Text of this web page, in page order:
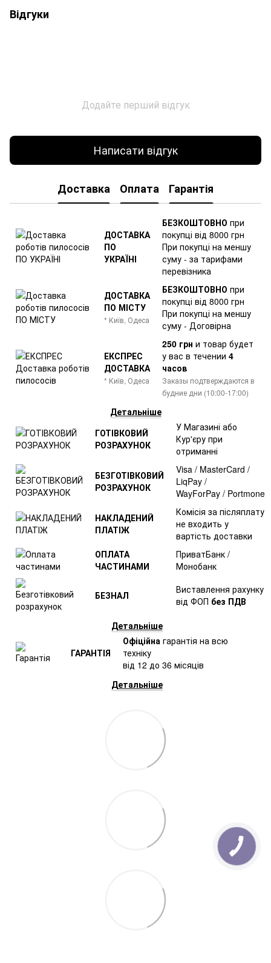
Відгуки
Додайте перший відгук
Написати відгук
Доставка Оплата Гарантія
ДОСТАВКА
ПО
УКРАЇНІ
БЕЗКОШТОВНО при
покупці від 8000 грн
При покупці на меншу
суму - за тарифами
перевізника
ДОСТАВКА
ПО МІСТУ
* Київ, Одеса
БЕЗКОШТОВНО при
покупці від 8000 грн
При покупці на меншу
суму - Договірна
ЕКСПРЕС
ДОСТАВКА
* Київ, Одеса
250 грн и товар будет
у вас в течении 4
часов
Заказы подтверждаются в
будние дни (10:00-17:00)
Детальніше
ГОТІВКОВИЙ
РОЗРАХУНОК
У Магазині або
Кур'єру при
отриманні
БЕЗГОТІВКОВИЙ
РОЗРАХУНОК
Visa / MasterCard /
LiqPay /
WayForPay / Portmone
НАКЛАДЕНИЙ
ПЛАТІЖ
Комісія за післяплату
не входить у
вартість доставки
ОПЛАТА
ЧАСТИНАМИ
ПриватБанк /
Монобанк
БЕЗНАЛ
Виставлення рахунку
від ФОП без ПДВ
Детальніше
ГАРАНТІЯ
Офіційна гарантія на всю
техніку
від 12 до 36 місяців
Детальніше